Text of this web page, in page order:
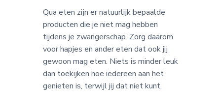
Qua eten zijn er natuurlijk bepaalde
producten die je niet mag hebben
tijdens je zwangerschap. Zorg daarom
voor hapjes en ander eten dat ook jij
gewoon mag eten. Niets is minder leuk
dan toekijken hoe iedereen aan het
genieten is, terwijl jij dat niet kunt.